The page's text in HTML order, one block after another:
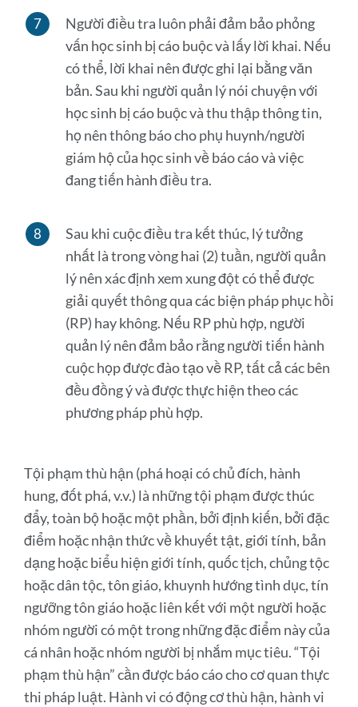
Người điều tra luôn phải đảm bảo phỏng
vấn học sinh bị cáo buộc và lấy lời khai. Nếu
có thể, lời khai nên được ghi lại bằng văn
bản. Sau khi người quản lý nói chuyện với
học sinh bị cáo buộc và thu thập thông tin,
họ nên thông báo cho phụ huynh/người
giám hộ của học sinh về báo cáo và việc
đang tiến hành điều tra.
Sau khi cuộc điều tra kết thúc, lý tưởng
nhất là trong vòng hai (2) tuần, người quản
lý nên xác định xem xung đột có thể được
giải quyết thông qua các biện pháp phục hồi
(RP) hay không. Nếu RP phù hợp, người
quản lý nên đảm bảo rằng người tiến hành
cuộc họp được đào tạo về RP, tất cả các bên
đều đồng ý và được thực hiện theo các
phương pháp phù hợp.
Tội phạm thù hận (phá hoại có chủ đích, hành
hung, đốt phá, v.v.) là những tội phạm được thúc
đẩy, toàn bộ hoặc một phần, bởi định kiến, bởi đặc
điểm hoặc nhận thức về khuyết tật, giới tính, bản
dạng hoặc biểu hiện giới tính, quốc tịch, chủng tộc
hoặc dân tộc, tôn giáo, khuynh hướng tình dục, tín
ngưỡng tôn giáo hoặc liên kết với một người hoặc
nhóm người có một trong những đặc điểm này của
cá nhân hoặc nhóm người bị nhắm mục tiêu. “Tội
phạm thù hận” cần được báo cáo cho cơ quan thực
thi pháp luật. Hành vi có động cơ thù hận, hành vi